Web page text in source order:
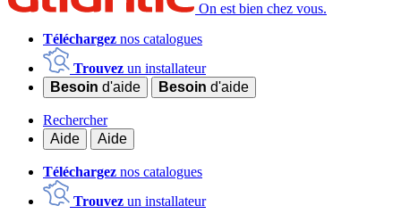
On est bien chez vous.
Téléchargez nos catalogues
Trouvez un installateur
Besoin d'aide Besoin d'aide
Rechercher
Aide
Aide
Téléchargez nos catalogues
Trouvez un installateur